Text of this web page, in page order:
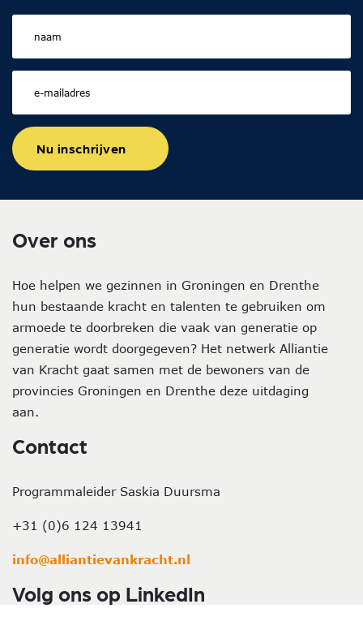
Nu inschrijven
Over ons
Hoe helpen we gezinnen in Groningen en Drenthe
hun bestaande kracht en talenten te gebruiken om
armoede te doorbreken die vaak van generatie op
generatie wordt doorgegeven? Het netwerk Alliantie
van Kracht gaat samen met de bewoners van de
provincies Groningen en Drenthe deze uitdaging
aan.
Contact
Programmaleider Saskia Duursma
+31 (0)6 124 13941
info@alliantievankracht.nl
Volg ons op LinkedIn